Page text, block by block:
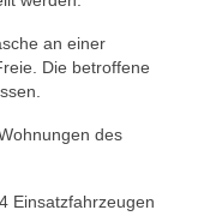
an einer
Die betroffene
des
Einsatzfahrzeugen